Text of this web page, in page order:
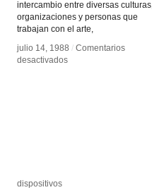
intercambio entre diversas culturas,
organizaciones y personas que
trabajan con el arte,
julio 14, 1988 / Comentarios
desactivadosen
julio 14, 1988 / Comentarios
desactivadosen
dispositivos
dispositivos